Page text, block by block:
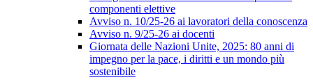
componenti elettive
Avviso n. 10/25-26 ai lavoratori della conoscenza
Avviso n. 9/25-26 ai docenti
Giornata delle Nazioni Unite, 2025: 80 anni di
impegno per la pace, i diritti e un mondo più
sostenibile